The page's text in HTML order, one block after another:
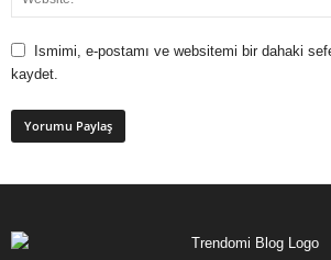
Ismimi, e-postamı ve websitemi bir dahaki
kaydet.